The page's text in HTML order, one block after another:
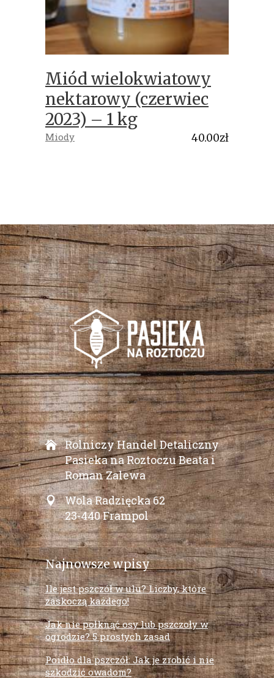
Miód wielokwiatowy
nektarowy (czerwiec
2023) – 1 kg
40.00zł
Miody
Rolniczy Handel Detaliczny
Pasieka na Roztoczu Beata i
Roman Zalewa
Wola Radzięcka 62
23-440 Frampol
Najnowsze wpisy
Ile jest pszczół w ulu? Liczby, które
zaskoczą każdego!
Jak nie połknąć osy lub pszczoły w
ogrodzie? 5 prostych zasad
Poidło dla pszczół: Jak je zrobić i nie
szkodzić owadom?